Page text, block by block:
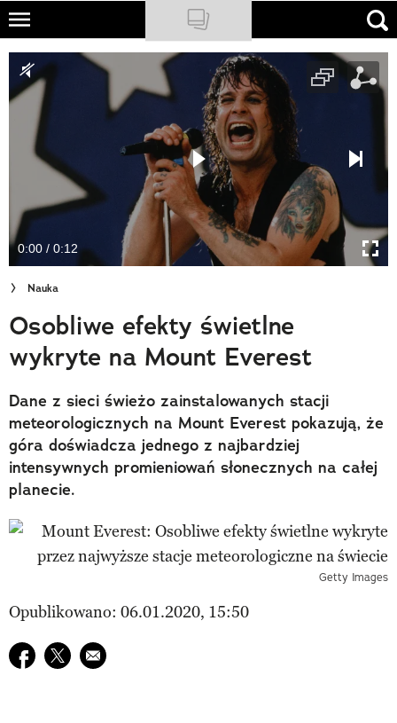
Skip
main
content
NATIONAL GEOGRAPHIC
TRAVELER
PODCASTY
Newsletter
Cuda Polski
Wielki Konkurs Fotograficzny
Trendbook Podróżniczy
Polecane
0:00 / 0:12
Nauka
Osobliwe efekty świetlne
wykryte na Mount Everest
Dane z sieci świeżo zainstalowanych stacji
meteorologicznych na Mount Everest pokazują, że
góra doświadcza jednego z najbardziej
intensywnych promieniowań słonecznych na całej
planecie.
Getty Images
Opublikowano: 06.01.2020, 15:50
Udostępnij na facebook
Udostępnij na twitter
E-mail do przyjaciela